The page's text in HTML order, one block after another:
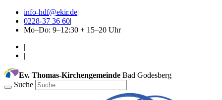
info-hdf@ekir.de|
0228-37 36 60|
Mo–Do: 9–12:30 + 15–20 Uhr
|
|
Ev. Thomas-Kirchengemeinde Bad Godesberg
Suche